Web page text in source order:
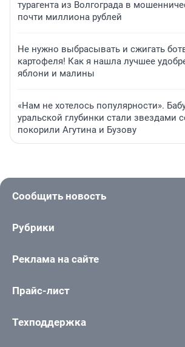
турагента из Волгограда в
почти миллиона рублей
Не нужно выбрасывать и сжигать
картофеля! Как я нашла лучшее
яблони и малины
«Нам не хотелось популярности».
уральской глубинки стали звездами
покорили Агутина и Бузову
Сообщить новость
Рубрики
Реклама на сайте
Прайс-лист
Техподдержка